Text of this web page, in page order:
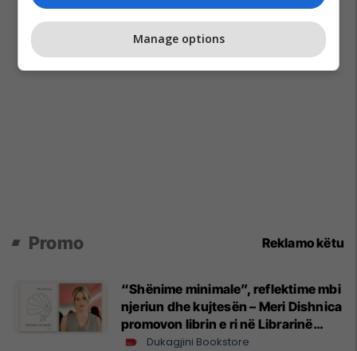
Promo Reklamo këtu
“Shënime minimale”, reflektime mbi
njeriun dhe kujtesën – Meri Dishnica
promovon librin e ri në Librarinë
Dukagjini
Dukagjini Bookstore
Manage options